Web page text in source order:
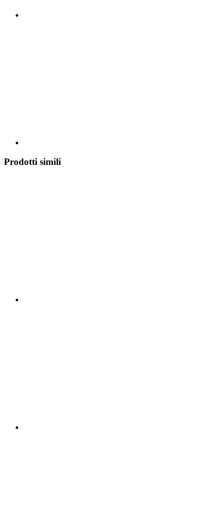
Prodotti simili